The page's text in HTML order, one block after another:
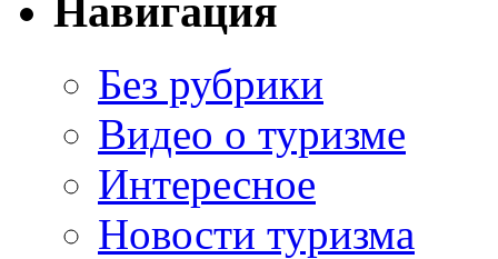
Навигация
Без рубрики
Видео о туризме
Интересное
Новости туризма